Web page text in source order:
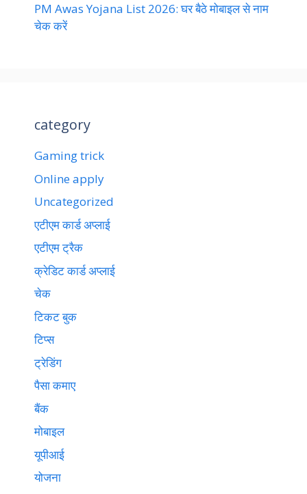
PM Awas Yojana List 2026: घर बैठे मोबाइल से नाम
चेक करें
category
Gaming trick
Online apply
Uncategorized
एटीएम कार्ड अप्लाई
एटीएम ट्रैक
क्रेडिट कार्ड अप्लाई
चेक
टिकट बुक
टिप्स
ट्रेडिंग
पैसा कमाए
बैंक
मोबाइल
यूपीआई
योजना